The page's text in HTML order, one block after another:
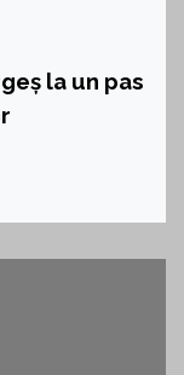
la un pas